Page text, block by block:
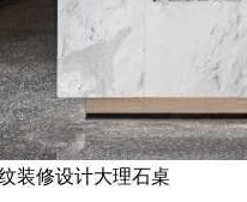
装修设计大理石桌